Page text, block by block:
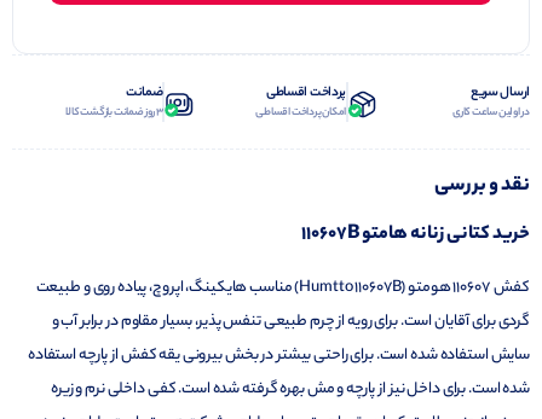
ارسال سریع
در اولین ساعت کاری
پرداخت اقساطی
امکان پرداخت اقساطی
ضمانت
3 روز ضمانت بازگشت کالا
نقد و بررسی
خرید کتانی زنانه هامتو 110607B
کفش 110607 هومتو (Humtto 110607B) مناسب هایکینگ، اپروچ، پیاده روی و طبیعت
گردی برای آقایان است. برای رویه از چرم طبیعی تنفس پذیر، بسیار مقاوم در برابر آب و
سایش استفاده شده است. برای راحتی بیشتر در بخش بیرونی یقه کفش از پارچه استفاده
شده است. برای داخل نیز از پارچه و مش بهره گرفته شده است. کفی داخلی نرم و زیره